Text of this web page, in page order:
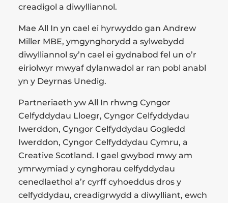
creadigol a diwylliannol.
Mae All In yn cael ei hyrwyddo gan Andrew
Miller MBE, ymgynghorydd a sylwebydd
diwylliannol sy’n cael ei gydnabod fel un o’r
eiriolwyr mwyaf dylanwadol ar ran pobl anabl
yn y Deyrnas Unedig.
Partneriaeth yw All In rhwng Cyngor
Celfyddydau Lloegr, Cyngor Celfyddydau
Iwerddon, Cyngor Celfyddydau Gogledd
Iwerddon, Cyngor Celfyddydau Cymru, a
Creative Scotland. I gael gwybod mwy am
ymrwymiad y cynghorau celfyddydau
cenedlaethol a’r cyrff cyhoeddus dros y
celfyddydau, creadigrwydd a diwylliant, ewch